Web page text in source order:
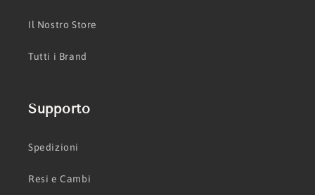
Il Nostro Store
Tutti i Brand
Supporto
Spedizioni
Resi e Cambi